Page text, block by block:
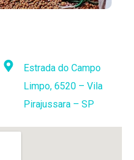
Estrada do Campo
Limpo, 6520 – Vila
Pirajussara – SP